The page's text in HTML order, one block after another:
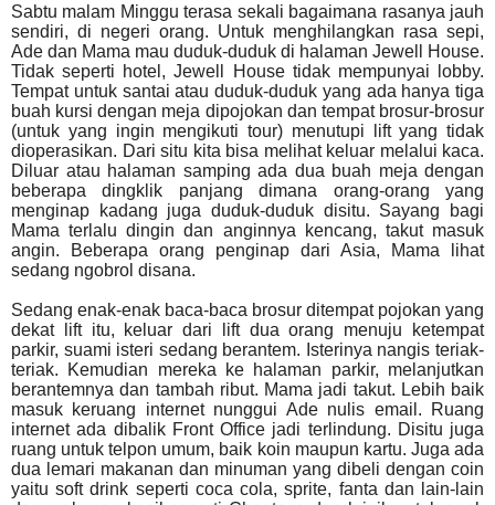
Sabtu malam Minggu terasa sekali bagaimana rasanya jauh
sendiri, di negeri orang. Untuk menghilangkan rasa sepi,
Ade dan Mama mau duduk-duduk di halaman Jewell House.
Tidak seperti hotel, Jewell House tidak mempunyai lobby.
Tempat untuk santai atau duduk-duduk yang ada hanya tiga
buah kursi dengan meja dipojokan dan tempat brosur-brosur
(untuk yang ingin mengikuti tour) menutupi lift yang tidak
dioperasikan. Dari situ kita bisa melihat keluar melalui kaca.
Diluar atau halaman samping ada dua buah meja dengan
beberapa dingklik panjang dimana orang-orang yang
menginap kadang juga duduk-duduk disitu. Sayang bagi
Mama terlalu dingin dan anginnya kencang, takut masuk
angin. Beberapa orang penginap dari Asia, Mama lihat
sedang ngobrol disana.
Sedang enak-enak baca-baca brosur ditempat pojokan yang
dekat lift itu, keluar dari lift dua orang menuju ketempat
parkir, suami isteri sedang berantem. Isterinya nangis teriak-
teriak. Kemudian mereka ke halaman parkir, melanjutkan
berantemnya dan tambah ribut. Mama jadi takut. Lebih baik
masuk keruang internet nunggui Ade nulis email. Ruang
internet ada dibalik Front Office jadi terlindung. Disitu juga
ruang untuk telpon umum, baik koin maupun kartu. Juga ada
dua lemari makanan dan minuman yang dibeli dengan coin
yaitu soft drink seperti coca cola, sprite, fanta dan lain-lain